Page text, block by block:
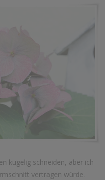
kugelig schneiden, aber ich
vertragen würde.